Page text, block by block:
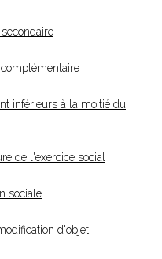
inférieurs à la moitié du
de l'exercice social
sociale
d'objet